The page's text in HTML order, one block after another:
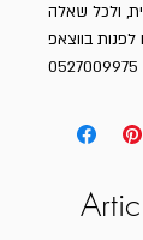
ולכל שאלה
בווצאפ
0527009975